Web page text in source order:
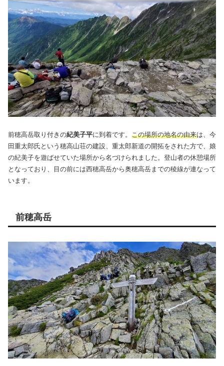
前穂高岳取り付きの紀美子平に到着です。 この場所の地名の由来は、今
田重太郎氏という穂高山荘の建設、重太郎新道の開拓をされた方で、娘
の紀美子を遊ばせていた場所から名づけられました。登山者の休憩場所
となっており、目の前には西穂高岳から奥穂高岳までの稜線が連なって
います。
前穂高岳